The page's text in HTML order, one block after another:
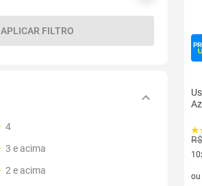
APLICAR FILTRO
4
3 e acima
2 e acima
ou